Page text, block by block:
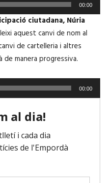
00:00
ciutadana, Núria
aquest canvi de nom al
de cartelleria i altres
manera progressiva.
00:00